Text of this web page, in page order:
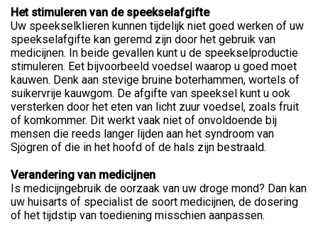
Het stimuleren van de speekselafgifte
Uw speekselklieren kunnen tijdelijk niet goed werken of uw
speekselafgifte kan geremd zijn door het gebruik van
medicijnen. In beide gevallen kunt u de speekselproductie
stimuleren. Eet bijvoorbeeld voedsel waarop u goed moet
kauwen. Denk aan stevige bruine boterhammen, wortels of
suikervrije kauwgom. De afgifte van speeksel kunt u ook
versterken door het eten van licht zuur voedsel, zoals fruit
of komkommer. Dit werkt vaak niet of onvoldoende bij
mensen die reeds langer lijden aan het syndroom van
Sjögren of die in het hoofd of de hals zijn bestraald.
Verandering van medicijnen
Is medicijngebruik de oorzaak van uw droge mond? Dan kan
uw huisarts of specialist de soort medicijnen, de dosering
of het tijdstip van toediening misschien aanpassen.